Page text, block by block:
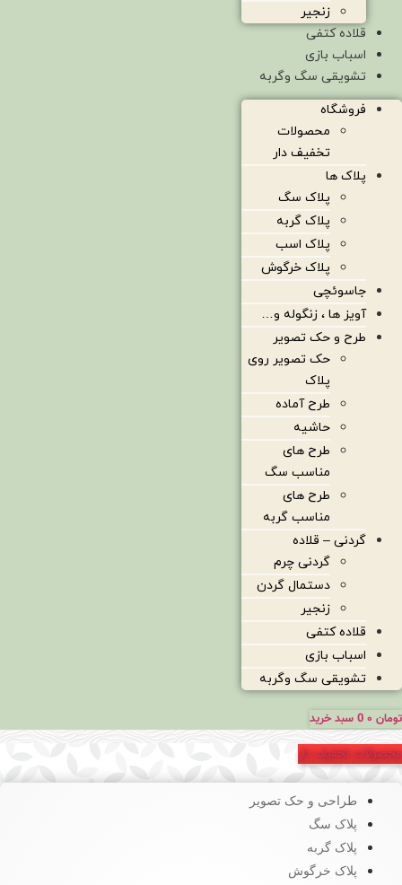
زنجیر
قلاده کتفی
اسباب بازی
تشویقی سگ وگربه
فروشگاه
محصولات
تخفیف دار
پلاک ها
پلاک سگ
پلاک گربه
پلاک اسب
پلاک خرگوش
جاسوئچی
آویز ها ، زنگوله و…
طرح و حک تصویر
حک تصویر روی
پلاک
طرح آماده
حاشیه
طرح های
مناسب سگ
طرح های
مناسب گربه
گردنی – قلاده
گردنی چرم
دستمال گردن
زنجیر
قلاده کتفی
اسباب بازی
تشویقی سگ وگربه
تومان 0 سبد خرید
محصولات تخفیف دار
طراحی و حک تصویر
پلاک سگ
پلاک گربه
پلاک خرگوش